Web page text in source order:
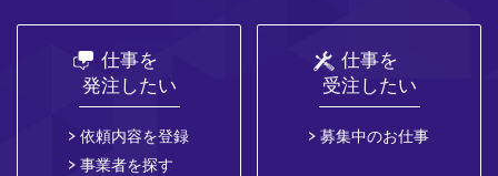
仕事を
発注したい
依頼内容を登録
事業者を探す
仕事を
受注したい
募集中のお仕事